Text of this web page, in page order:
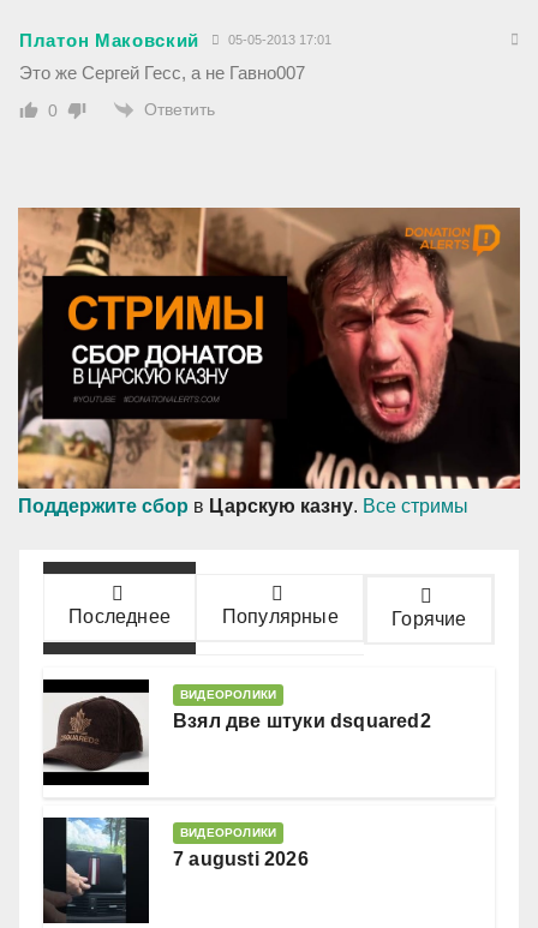
Платон Маковский 05-05-2013 17:01
Это же Сергей Гесс, а не Гавно007
0 Ответить
Поддержите сбор в Царскую казну. Все стримы
Последнее Популярные Горячие
ВИДЕОРОЛИКИ
Взял две штуки dsquared2
ВИДЕОРОЛИКИ
7 augusti 2026